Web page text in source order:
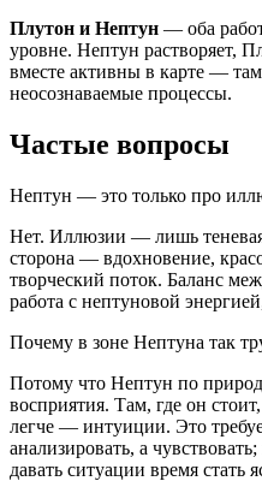
Плутон и Нептун — оба
уровне. Нептун растворяет,
вместе активны в карте —
неосознаваемые процессы.
Частые вопросы
Нептун — это только про
Нет. Иллюзии — лишь
сторона — вдохновение,
творческий поток. Баланс
работа с нептуновой
Почему в зоне Нептуна так
Потому что Нептун по
восприятия. Там, где он
легче — интуиции. Это
анализировать, а
давать ситуации время стать